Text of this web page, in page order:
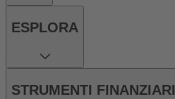
ESPLORA
STRUMENTI FINANZIARI